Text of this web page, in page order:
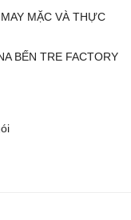
MẶC VÀ THỰC
BẾN TRE FACTORY